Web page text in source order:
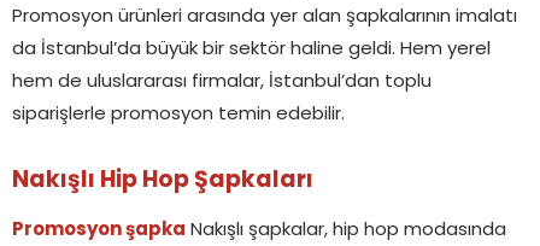
Promosyon ürünleri arasında yer alan şapkalarının imalatı
da İstanbul’da büyük bir sektör haline geldi. Hem yerel
hem de uluslararası firmalar, İstanbul’dan toplu
siparişlerle promosyon temin edebilir.
Nakışlı Hip Hop Şapkaları
Promosyon şapka Nakışlı şapkalar, hip hop modasında